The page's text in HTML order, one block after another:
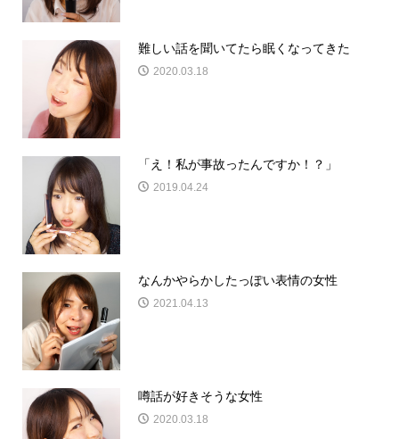
難しい話を聞いてたら眠くなってきた
2020.03.18
「え！私が事故ったんですか！？」
2019.04.24
なんかやらかしたっぽい表情の女性
2021.04.13
噂話が好きそうな女性
2020.03.18